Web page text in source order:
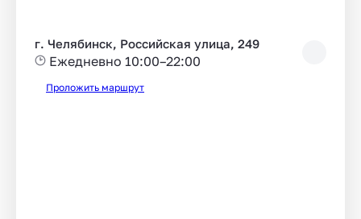
г. Челябинск, Российская улица, 249
Ежедневно 10:00–22:00
Проложить маршрут